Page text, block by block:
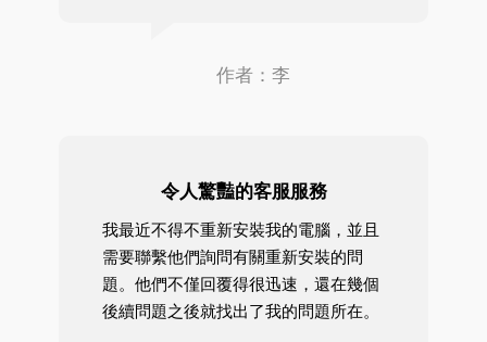
作者：李
令人驚豔的客服服務
我最近不得不重新安裝我的電腦，並且
需要聯繫他們詢問有關重新安裝的問
題。他們不僅回覆得很迅速，還在幾個
後續問題之後就找出了我的問題所在。